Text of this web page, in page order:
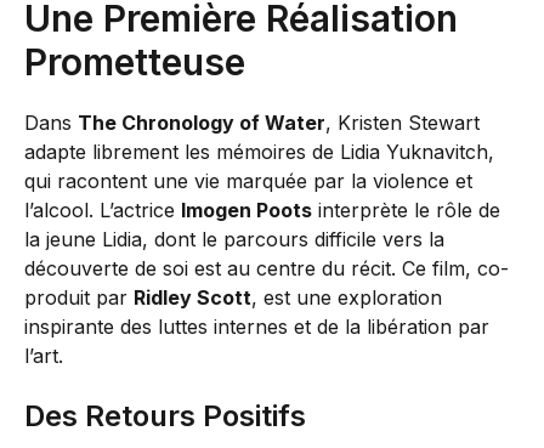
Une Première Réalisation
Prometteuse
Dans The Chronology of Water, Kristen Stewart
adapte librement les mémoires de Lidia Yuknavitch,
qui racontent une vie marquée par la violence et
l’alcool. L’actrice Imogen Poots interprète le rôle de
la jeune Lidia, dont le parcours difficile vers la
découverte de soi est au centre du récit. Ce film, co-
produit par Ridley Scott, est une exploration
inspirante des luttes internes et de la libération par
l’art.
Des Retours Positifs